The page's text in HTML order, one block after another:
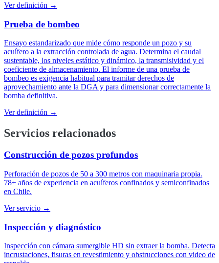
Ver definición →
Prueba de bombeo
Ensayo estandarizado que mide cómo responde un pozo y su
acuífero a la extracción controlada de agua. Determina el caudal
sustentable, los niveles estático y dinámico, la transmisividad y el
coeficiente de almacenamiento. El informe de una prueba de
bombeo es exigencia habitual para tramitar derechos de
aprovechamiento ante la DGA y para dimensionar correctamente la
bomba definitiva.
Ver definición →
Servicios relacionados
Construcción de pozos profundos
Perforación de pozos de 50 a 300 metros con maquinaria propia.
78+ años de experiencia en acuíferos confinados y semiconfinados
en Chile.
Ver servicio →
Inspección y diagnóstico
Inspección con cámara sumergible HD sin extraer la bomba. Detecta
incrustaciones, fisuras en revestimiento y obstrucciones con video de